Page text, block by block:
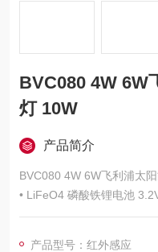
BVC080 4W 6W
灯 10W
产品简介
BVC080 4W 6W飞利浦太
• LiFeO4 磷酸铁锂电池
• 太阳能电池板 5W, 7W,
产品型号：红外感应